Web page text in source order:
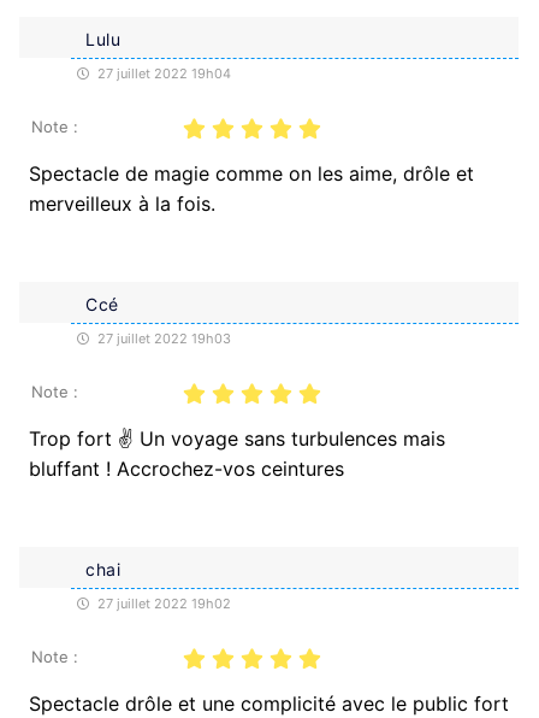
Lulu
27 juillet 2022 19h04
Note :
Spectacle de magie comme on les aime, drôle et
merveilleux à la fois.
Ccé
27 juillet 2022 19h03
Note :
Trop fort ✌️ Un voyage sans turbulences mais
bluffant ! Accrochez-vos ceintures
chai
27 juillet 2022 19h02
Note :
Spectacle drôle et une complicité avec le public fort